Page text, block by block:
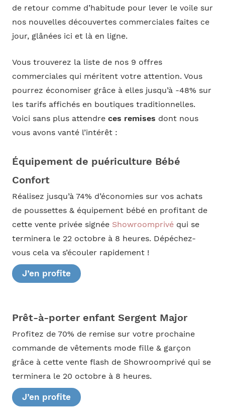
de retour comme d’habitude pour lever le voile sur
nos nouvelles découvertes commerciales faites ce
jour, glânées ici et là en ligne.
Vous trouverez la liste de nos 9 offres
commerciales qui méritent votre attention. Vous
pourrez économiser grâce à elles jusqu’à -48% sur
les tarifs affichés en boutiques traditionnelles.
Voici sans plus attendre ces remises dont nous
vous avons vanté l’intérêt :
Équipement de puériculture Bébé
Confort
Réalisez jusqu’à 74% d’économies sur vos achats
de poussettes & équipement bébé en profitant de
cette vente privée signée Showroomprivéqui se
terminera le 22 octobre à 8 heures. Dépéchez-
vous cela va s’écouler rapidement !
J’en profite
Prêt-à-porter enfant Sergent Major
Profitez de 70% de remise sur votre prochaine
commande de vêtements mode fille & garçon
grâce à cette vente flash de Showroomprivé qui se
terminera le 20 octobre à 8 heures.
J’en profite